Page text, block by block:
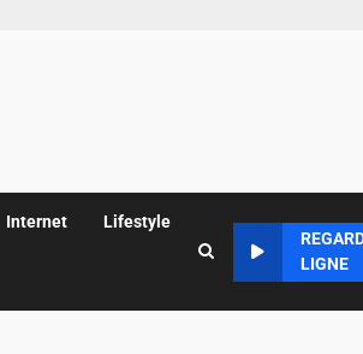
Internet Lifestyle
LIGNE